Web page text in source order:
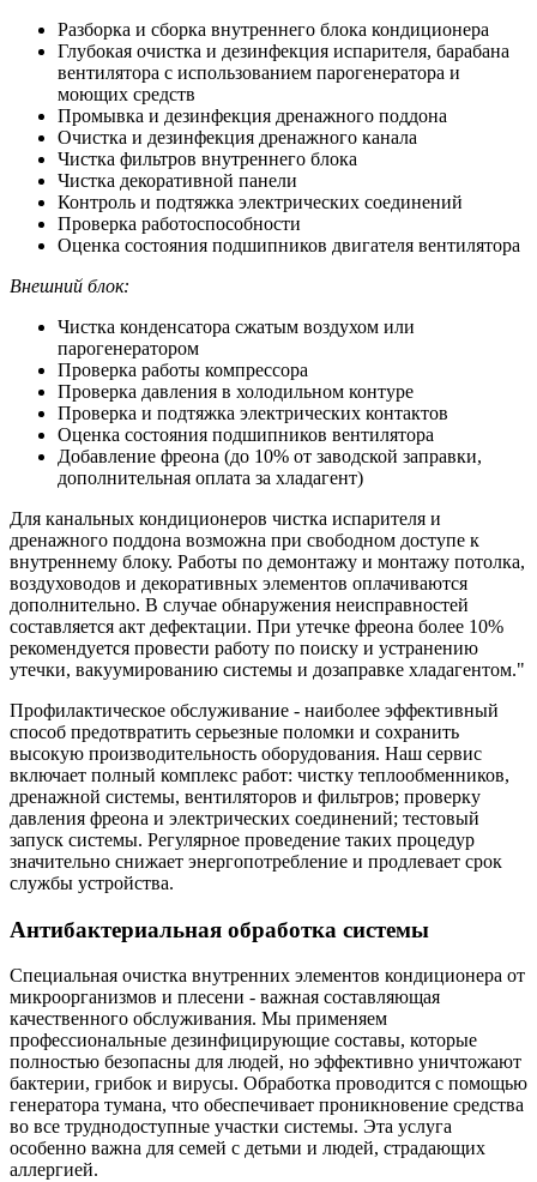
Разборка и сборка внутреннего блока кондиционера
Глубокая очистка и дезинфекция испарителя, барабана
вентилятора с использованием парогенератора и
моющих средств
Промывка и дезинфекция дренажного поддона
Очистка и дезинфекция дренажного канала
Чистка фильтров внутреннего блока
Чистка декоративной панели
Контроль и подтяжка электрических соединений
Проверка работоспособности
Оценка состояния подшипников двигателя вентилятора
Внешний блок:
Чистка конденсатора сжатым воздухом или
парогенератором
Проверка работы компрессора
Проверка давления в холодильном контуре
Проверка и подтяжка электрических контактов
Оценка состояния подшипников вентилятора
Добавление фреона (до 10% от заводской заправки,
дополнительная оплата за хладагент)
Для канальных кондиционеров чистка испарителя и
дренажного поддона возможна при свободном доступе к
внутреннему блоку. Работы по демонтажу и монтажу потолка,
воздуховодов и декоративных элементов оплачиваются
дополнительно. В случае обнаружения неисправностей
составляется акт дефектации. При утечке фреона более 10%
рекомендуется провести работу по поиску и устранению
утечки, вакуумированию системы и дозаправке хладагентом."
Профилактическое обслуживание - наиболее эффективный
способ предотвратить серьезные поломки и сохранить
высокую производительность оборудования. Наш сервис
включает полный комплекс работ: чистку теплообменников,
дренажной системы, вентиляторов и фильтров; проверку
давления фреона и электрических соединений; тестовый
запуск системы. Регулярное проведение таких процедур
значительно снижает энергопотребление и продлевает срок
службы устройства.
Антибактериальная обработка системы
Специальная очистка внутренних элементов кондиционера от
микроорганизмов и плесени - важная составляющая
качественного обслуживания. Мы применяем
профессиональные дезинфицирующие составы, которые
полностью безопасны для людей, но эффективно уничтожают
бактерии, грибок и вирусы. Обработка проводится с помощью
генератора тумана, что обеспечивает проникновение средства
во все труднодоступные участки системы. Эта услуга
особенно важна для семей с детьми и людей, страдающих
аллергией.